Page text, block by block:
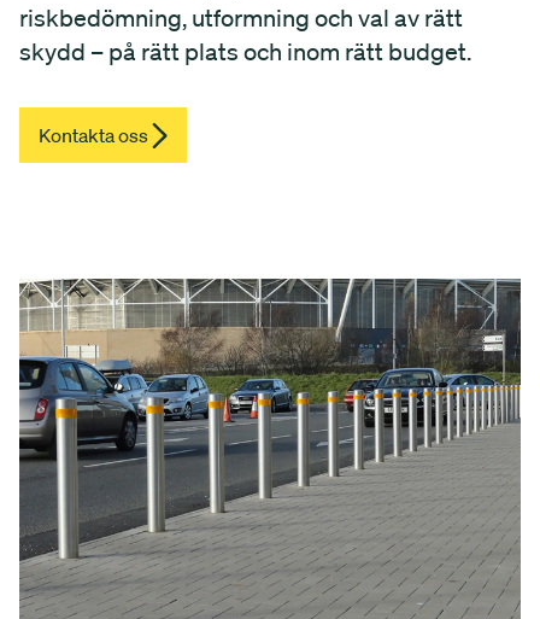
riskbedömning, utformning och val av rätt
skydd – på rätt plats och inom rätt budget.
Kontakta oss